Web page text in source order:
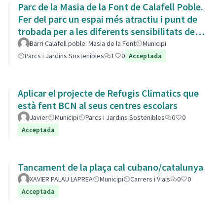
Parc de la Masia de la Font de Calafell Poble.
Fer del parc un espai més atractiu i punt de
trobada per a les diferents sensibilitats del
barri.Barri Calafell poble. Masia de la Font
Municipi
Parcs i Jardins Sostenibles
1 0 Acceptada
Aplicar el projecte de Refugis Climatics que
està fent BCN al seus centres escolars
Javier Municipi Parcs i Jardins Sostenibles 0
0
Acceptada
Tancament de la plaça cal cubano/catalunya
XAVIER PALAU LAPREA Municipi Carrers i Vials 0
0
Acceptada